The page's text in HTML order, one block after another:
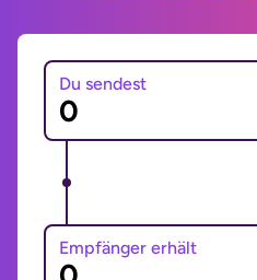
Du sendest
Empfänger erhält